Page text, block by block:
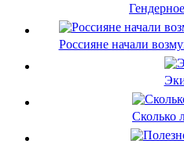
Россияне начали
Сколько